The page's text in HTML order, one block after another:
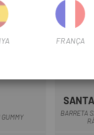
BARRETA
FRANÇA